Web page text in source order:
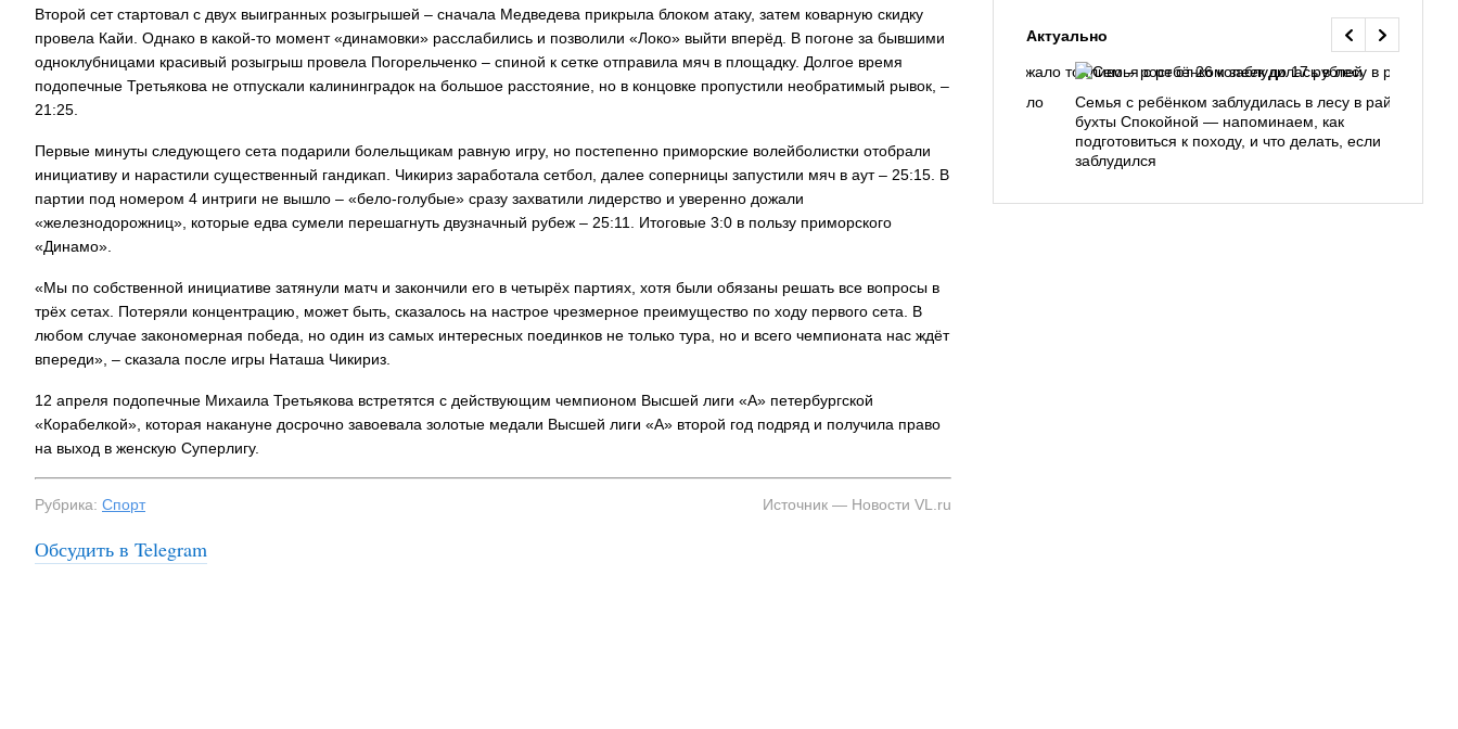
Второй сет стартовал с двух выигранных розыгрышей – сначала Медведева прикрыла блоком атаку, затем коварную скидку
провела Кайи. Однако в какой-то момент «динамовки» расслабились и позволили «Локо» выйти вперёд. В погоне за бывшими
одноклубницами красивый розыгрыш провела Погорельченко – спиной к сетке отправила мяч в площадку. Долгое время
подопечные Третьякова не отпускали калининградок на большое расстояние, но в концовке пропустили необратимый рывок, –
21:25.
Первые минуты следующего сета подарили болельщикам равную игру, но постепенно приморские волейболистки отобрали
инициативу и нарастили существенный гандикап. Чикириз заработала сетбол, далее соперницы запустили мяч в аут – 25:15. В
партии под номером 4 интриги не вышло – «бело-голубые» сразу захватили лидерство и уверенно дожали
«железнодорожниц», которые едва сумели перешагнуть двузначный рубеж – 25:11. Итоговые 3:0 в пользу приморского
«Динамо».
«Мы по собственной инициативе затянули матч и закончили его в четырёх партиях, хотя были обязаны решать все вопросы в
трёх сетах. Потеряли концентрацию, может быть, сказалось на настрое чрезмерное преимущество по ходу первого сета. В
любом случае закономерная победа, но один из самых интересных поединков не только тура, но и всего чемпионата нас ждёт
впереди», – сказала после игры Наташа Чикириз.
12 апреля подопечные Михаила Третьякова встретятся с действующим чемпионом Высшей лиги «А» петербургской
«Корабелкой», которая накануне досрочно завоевала золотые медали Высшей лиги «А» второй год подряд и получила право
на выход в женскую Суперлигу.
Рубрика: Спорт Источник — Новости VL.ru
Обсудить в Telegram
Актуально
На заправках Владивостока снова подорожало
Семья с ребёнком заблудилась в лесу в районе
бухты Спокойной — напоминаем, как
подготовиться к походу, и что делать, если
заблудился